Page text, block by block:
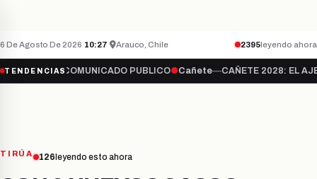
6 De Agosto De 2026·10:27· Arauco, Chile 2395leyendo ahora
TENDENCIAS
— COMUNICADO PUBLICO●Cañete—CAÑETE 2028: EL AJEDREZ DE
TIRÚA 126 leyendo esto ahora